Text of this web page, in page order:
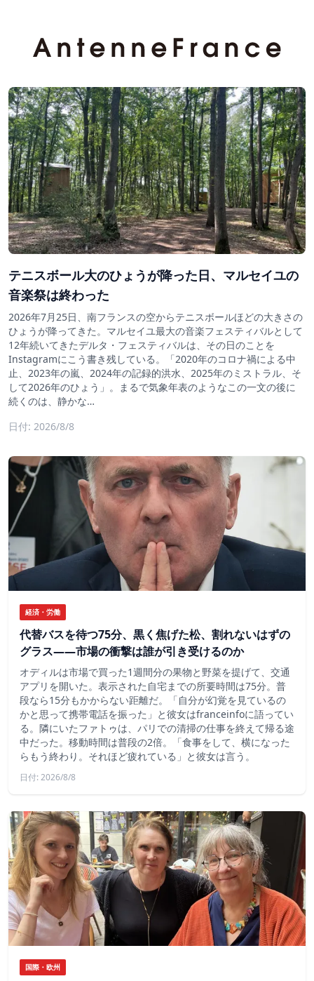
テニスボール大のひょうが降った日、マルセイユの
音楽祭は終わった
2026年7月25日、南フランスの空からテニスボールほどの大きさの
ひょうが降ってきた。マルセイユ最大の音楽フェスティバルとして
12年続いてきたデルタ・フェスティバルは、その日のことを
Instagramにこう書き残している。「2020年のコロナ禍による中
止、2023年の嵐、2024年の記録的洪水、2025年のミストラル、そ
して2026年のひょう」。まるで気象年表のようなこの一文の後に
続くのは、静かな…
日付: 2026/8/8
経済・労働
代替バスを待つ75分、黒く焦げた松、割れないはずの
グラス——市場の衝撃は誰が引き受けるのか
オディルは市場で買った1週間分の果物と野菜を提げて、交通
アプリを開いた。表示された自宅までの所要時間は75分。普
段なら15分もかからない距離だ。「自分が幻覚を見ているの
かと思って携帯電話を振った」と彼女はfranceinfoに語ってい
る。隣にいたファトゥは、パリでの清掃の仕事を終えて帰る途
中だった。移動時間は普段の2倍。「食事をして、横になった
らもう終わり。それほど疲れている」と彼女は言う。
日付: 2026/8/8
国際・欧州